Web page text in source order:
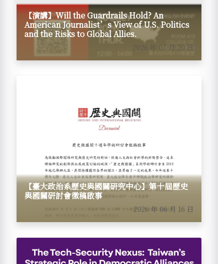
【演講】Will the Guardrails Hold? An
American Journalist’s View of U.S. Politics
and the Risks to Global Allies.
2026 年 07 月 20 日
【臺大政治系歷史與國關研究中心】第十屆歷史
與國關研討會徵稿啟事
2026 年 06 月 16 日